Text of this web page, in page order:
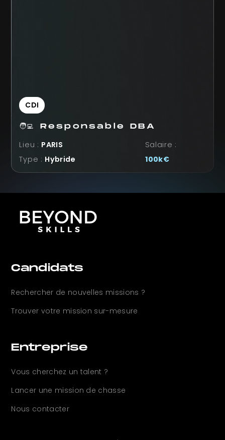
CDI
🧑‍💻 Responsable DBA
Lieu : PARIS
Type : Hybride
Salaire :
100k€
Candidats
Rechercher de nouvelles missions ?
Trouver votre mission sur-mesure
Entreprise
Vous cherchez un talent ?
Lancer une mission de chasse
Nous contacter